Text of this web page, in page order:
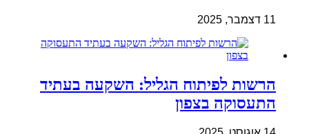
11 דצמבר, 2025
הרשות לפיתוח הגליל: השקעה בעתיד
התעסוקה בצפון